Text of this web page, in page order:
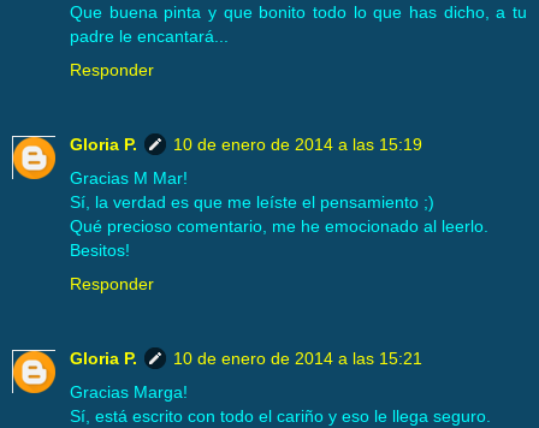
Que buena pinta y que bonito todo lo que has dicho, a tu
padre le encantará...
Responder
Gloria P.
10 de enero de 2014 a las 15:19
Gracias M Mar!
Sí, la verdad es que me leíste el pensamiento ;)
Qué precioso comentario, me he emocionado al leerlo.
Besitos!
Responder
Gloria P.
10 de enero de 2014 a las 15:21
Gracias Marga!
Sí, está escrito con todo el cariño y eso le llega seguro.